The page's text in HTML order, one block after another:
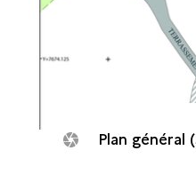
Plan général